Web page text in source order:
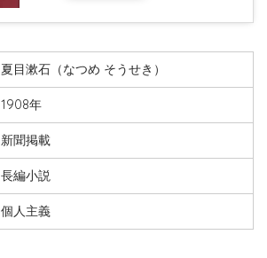
夏目漱石（なつめ そうせき）
1908年
新聞掲載
長編小説
個人主義